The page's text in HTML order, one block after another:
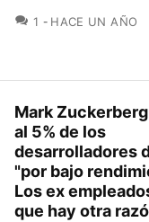
1 COMENTARIOS
HACE UN AÑO
Mark
al 5% de los
desarrolladores
"por bajo
Los ex
que hay otra